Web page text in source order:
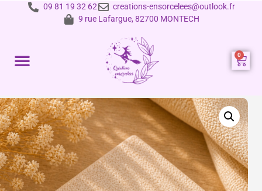
09 81 19 32 62
creations-ensorcelees@outlook.fr
9 rue Lafargue, 82700 MONTECH